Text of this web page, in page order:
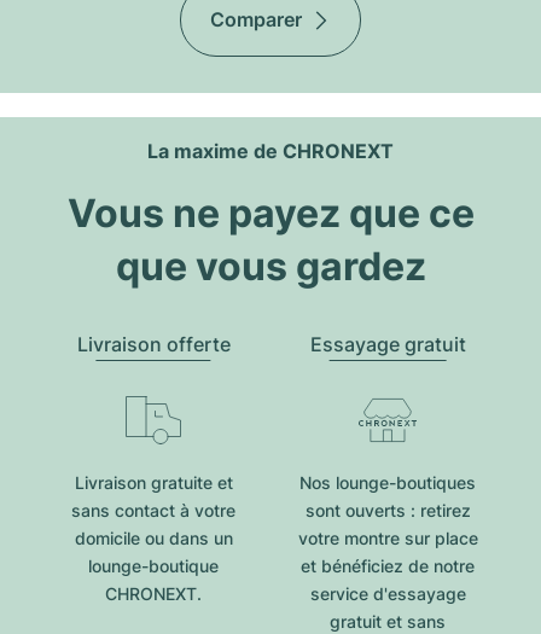
Comparer
La maxime de CHRONEXT
Vous ne payez que ce
que vous gardez
Livraison offerte
Livraison gratuite et
sans contact à votre
domicile ou dans un
lounge-boutique
CHRONEXT.
Essayage gratuit
Nos lounge-boutiques
sont ouverts : retirez
votre montre sur place
et bénéficiez de notre
service d'essayage
gratuit et sans